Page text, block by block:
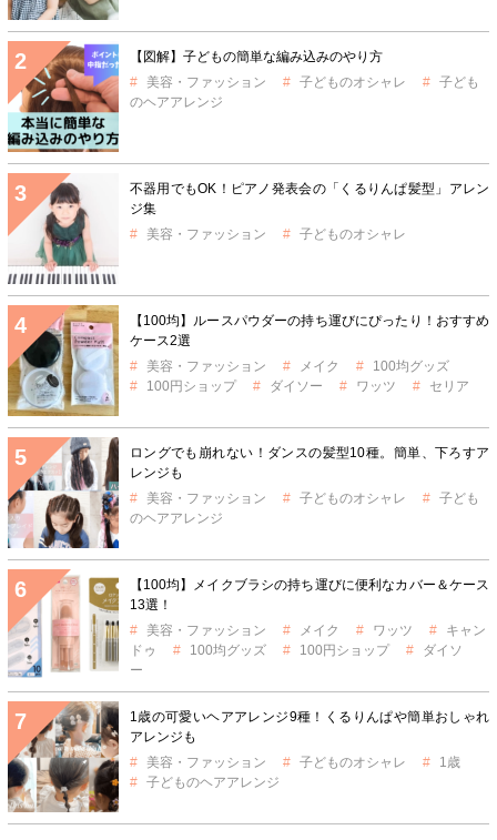
【図解】子どもの簡単な編み込みのやり方
美容・ファッション
子どものオシャレ
子ども
のヘアアレンジ
不器用でもOK！ピアノ発表会の「くるりんぱ髪型」アレン
ジ集
美容・ファッション
子どものオシャレ
【100均】ルースパウダーの持ち運びにぴったり！おすすめ
ケース2選
美容・ファッション
メイク
100均グッズ
100円ショップ
ダイソー ワッツ セリア
ロングでも崩れない！ダンスの髪型10種。簡単、下ろすア
レンジも
美容・ファッション
子どものオシャレ
子ども
のヘアアレンジ
【100均】メイクブラシの持ち運びに便利なカバー＆ケース
13選！
美容・ファッション
メイク ワッツ
キャン
ドゥ
100均グッズ 100円ショップ
ダイソ
ー
1歳の可愛いヘアアレンジ9種！くるりんぱや簡単おしゃれ
アレンジも
美容・ファッション
子どものオシャレ
1歳
子どものヘアアレンジ